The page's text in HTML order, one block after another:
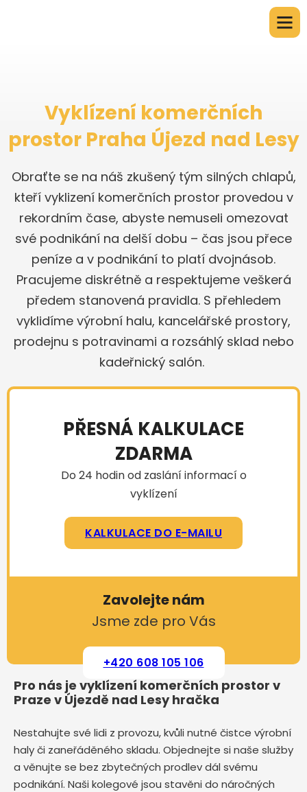
Vyklízení komerčních
prostor Praha Újezd nad Lesy
Obraťte se na náš zkušený tým silných chlapů,
kteří vyklizení komerčních prostor provedou v
rekordním čase, abyste nemuseli omezovat
své podnikání na delší dobu – čas jsou přece
peníze a v podnikání to platí dvojnásob.
Pracujeme diskrétně a respektujeme veškerá
předem stanovená pravidla. S přehledem
vyklidíme výrobní halu, kancelářské prostory,
prodejnu s potravinami a rozsáhlý sklad nebo
kadeřnický salón.
PŘESNÁ KALKULACE
ZDARMA
Do 24 hodin od zaslání informací o
vyklízení
KALKULACE DO E-MAILU
Zavolejte nám
Jsme zde pro Vás
+420 608 105 106
Pro nás je vyklízení komerčních prostor v
Praze v Újezdě nad Lesy hračka
Nestahujte své lidi z provozu, kvůli nutné čistce výrobní
haly či zaneřáděného skladu. Objednejte si naše služby
a věnujte se bez zbytečných prodlev dál svému
podnikání. Naši kolegové jsou stavěni do náročných